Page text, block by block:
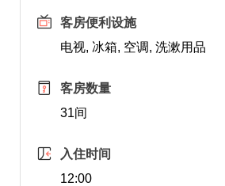
客房便利设施
电视, 冰箱, 空调, 洗漱用品
客房数量
31间
入住时间
12:00